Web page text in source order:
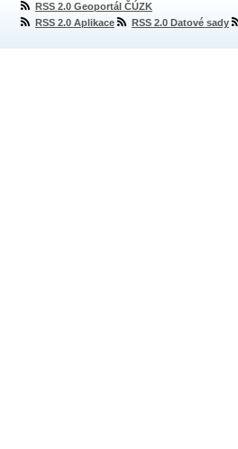
RSS 2.0 Geoportál ČÚZK
RSS 2.0 Aplikace
RSS 2.0 Datové sady